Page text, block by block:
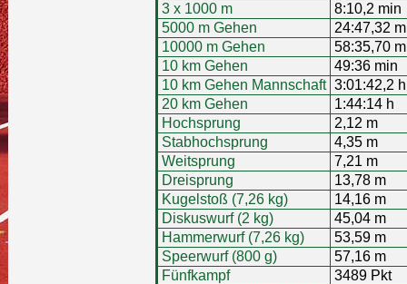
3 x 1000 m
8:10,2 min
5000 m Gehen
24:47,32
10000 m Gehen
58:35,70
10 km Gehen
49:36 min
10 km Gehen Mannschaft 3:01:42,2 h
20 km Gehen
1:44:14 h
Hochsprung
2,12 m
Stabhochsprung
4,35 m
Weitsprung
7,21 m
Dreisprung
13,78 m
Kugelstoß (7,26 kg)
14,16 m
Diskuswurf (2 kg)
45,04 m
Hammerwurf (7,26 kg)
53,59 m
Speerwurf (800 g)
57,16 m
Fünfkampf
3489 Pkt